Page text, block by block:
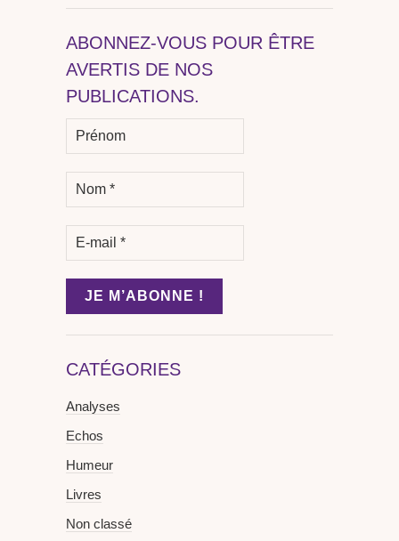
ABONNEZ-VOUS POUR ÊTRE
AVERTIS DE NOS
PUBLICATIONS.
CATÉGORIES
Analyses
Echos
Humeur
Livres
Non classé